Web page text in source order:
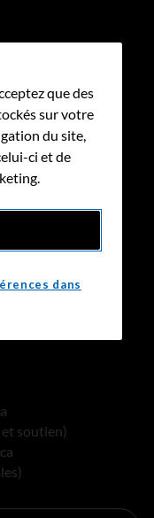
soutien)
que des
sur votre
du site,
ci et de
dans